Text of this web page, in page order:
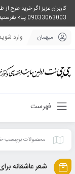
کاربران عزیز اگر خرید طرح
09033063003 پیام بفرستید، یا تماس بگیرید و طرح مورد نظر خود را دریافت نمایید.
میهمان وارد
فهرست
محصولات برچسب
شعر عاشقانه